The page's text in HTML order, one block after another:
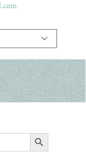
Search Button